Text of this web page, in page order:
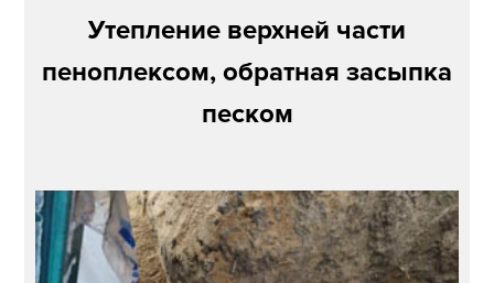
Утепление верхней части
пеноплексом, обратная засыпка
песком